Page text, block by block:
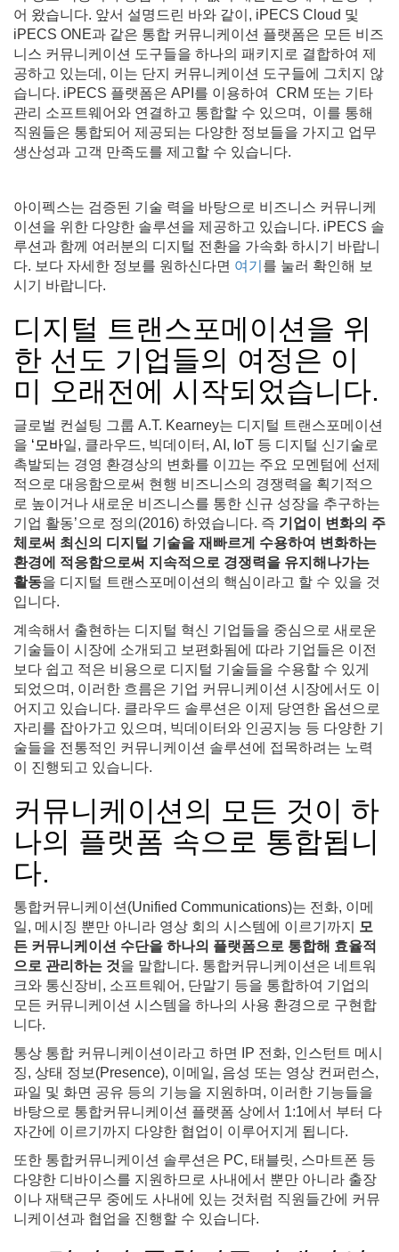
어 왔습니다. 앞서 설명드린 바와 같이, iPECS Cloud 및
iPECS ONE과 같은 통합 커뮤니케이션 플랫폼은 모든 비즈
니스 커뮤니케이션 도구들을 하나의 패키지로 결합하여 제
공하고 있는데, 이는 단지 커뮤니케이션 도구들에 그치지 않
습니다. iPECS 플랫폼은 API를 이용하여 CRM 또는 기타
관리 소프트웨어와 연결하고 통합할 수 있으며, 이를 통해
직원들은 통합되어 제공되는 다양한 정보들을 가지고 업무
생산성과 고객 만족도를 제고할 수 있습니다.
아이펙스는 검증된 기술 력을 바탕으로 비즈니스 커뮤니케
이션을 위한 다양한 솔루션을 제공하고 있습니다. iPECS 솔
루션과 함께 여러분의 디지털 전환을 가속화 하시기 바랍니
다. 보다 자세한 정보를 원하신다면 여기 를 눌러 확인해 보
시기 바랍니다.
디지털 트랜스포메이션을 위
한 선도 기업들의 여정은 이
미 오래전에 시작되었습니다.
글로벌 컨설팅 그룹 A.T. Kearney는 디지털 트랜스포메이션
을 ‘모바일, 클라우드, 빅데이터, AI, IoT 등 디지털 신기술로
촉발되는 경영 환경상의 변화를 이끄는 주요 모멘텀에 선제
적으로 대응함으로써 현행 비즈니스의 경쟁력을 획기적으
로 높이거나 새로운 비즈니스를 통한 신규 성장을 추구하는
기업 활동’으로 정의(2016) 하였습니다. 즉 기업이 변화의 주
체로써 최신의 디지털 기술을 재빠르게 수용하여 변화하는
환경에 적응함으로써 지속적으로 경쟁력을 유지해나가는
활동을 디지털 트랜스포메이션의 핵심이라고 할 수 있을 것
입니다.
계속해서 출현하는 디지털 혁신 기업들을 중심으로 새로운
기술들이 시장에 소개되고 보편화됨에 따라 기업들은 이전
보다 쉽고 적은 비용으로 디지털 기술들을 수용할 수 있게
되었으며, 이러한 흐름은 기업 커뮤니케이션 시장에서도 이
어지고 있습니다. 클라우드 솔루션은 이제 당연한 옵션으로
자리를 잡아가고 있으며, 빅데이터와 인공지능 등 다양한 기
술들을 전통적인 커뮤니케이션 솔루션에 접목하려는 노력
이 진행되고 있습니다.
커뮤니케이션의 모든 것이 하
나의 플랫폼 속으로 통합됩니
다.
통합커뮤니케이션(Unified Communications)는 전화, 이메
일, 메시징 뿐만 아니라 영상 회의 시스템에 이르기까지
모
든 커뮤니케이션 수단을 하나의 플랫폼으로 통합해 효율적
으로 관리하는 것을 말합니다. 통합커뮤니케이션은 네트워
크와 통신장비, 소프트웨어, 단말기 등을 통합하여 기업의
모든 커뮤니케이션 시스템을 하나의 사용 환경으로 구현합
니다.
통상 통합 커뮤니케이션이라고 하면 IP 전화, 인스턴트 메시
징, 상태 정보(Presence), 이메일, 음성 또는 영상 컨퍼런스,
파일 및 화면 공유 등의 기능을 지원하며, 이러한 기능들을
바탕으로 통합커뮤니케이션 플랫폼 상에서 1:1에서 부터 다
자간에 이르기까지 다양한 협업이 이루어지게 됩니다.
또한 통합커뮤니케이션 솔루션은 PC, 태블릿, 스마트폰 등
다양한 디바이스를 지원하므로 사내에서 뿐만 아니라 출장
이나 재택근무 중에도 사내에 있는 것처럼 직원들간에 커뮤
니케이션과 협업을 진행할 수 있습니다.